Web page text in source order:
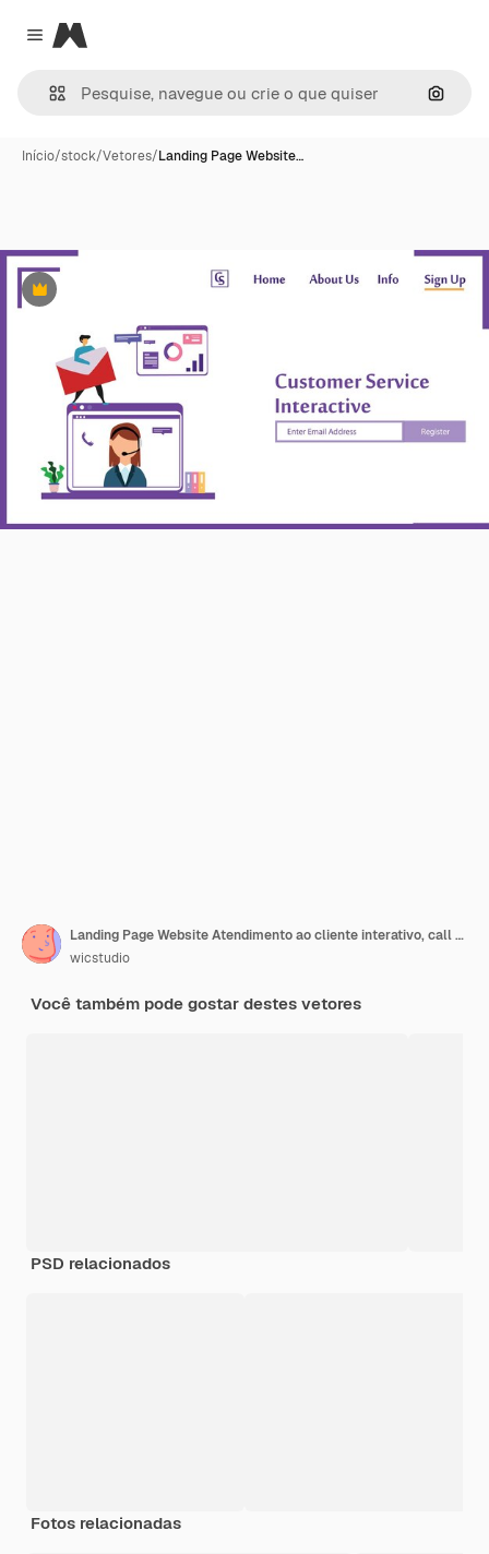
Close menu
Magnific
Início/stock/Vetores/Landing Page Website…
Premium
Landing Page Website Atendimento ao cliente interativo, call center para compras on-line e ilustração de design de modelo vetorial de conceito de negócio
wicstudio
Você também pode gostar destes vetores
PSD relacionados
Fotos relacionadas